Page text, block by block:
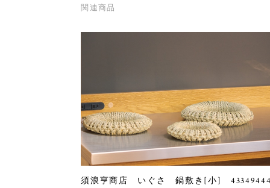
関連商品
須浪亨商店 いぐさ 鍋敷き[小]